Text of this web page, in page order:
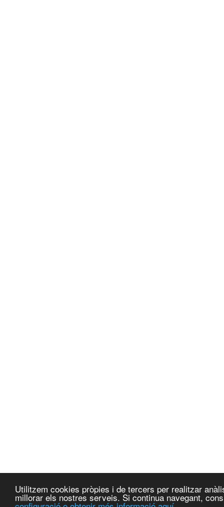
Utilitzem cookies pròpies i de tercers per realitzar
millorar els nostres serveis. Si continua navegant,